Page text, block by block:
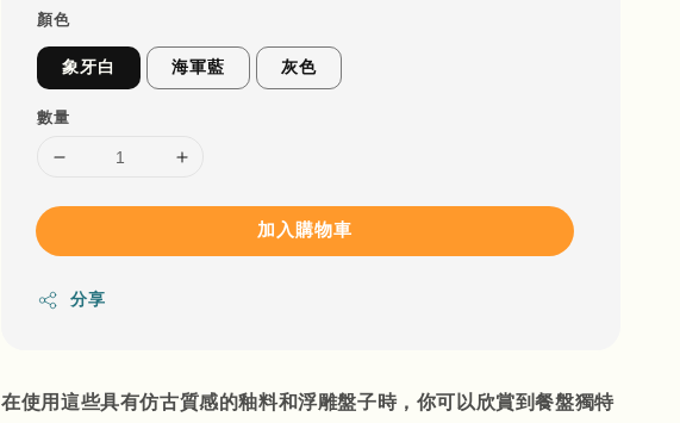
顏色
象牙白 海軍藍 灰色
數量
加入購物車
分享
在使用這些具有仿古質感的釉料和浮雕盤子時，你可以欣賞到餐盤獨特